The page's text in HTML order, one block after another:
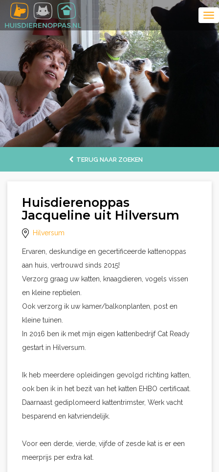
TERUG NAAR ZOEKEN
Huisdierenoppas
Jacqueline uit Hilversum
Hilversum
Ervaren, deskundige en gecertificeerde kattenoppas
aan huis, vertrouwd sinds 2015!
Verzorg graag uw katten, knaagdieren, vogels vissen
en kleine reptielen.
Ook verzorg ik uw kamer/balkonplanten, post en
kleine tuinen.
In 2016 ben ik met mijn eigen kattenbedrijf Cat Ready
gestart in Hilversum.
Ik heb meerdere opleidingen gevolgd richting katten,
ook ben ik in het bezit van het katten EHBO certificaat.
Daarnaast gediplomeerd kattentrimster, Werk vacht
besparend en katvriendelijk.
Voor een derde, vierde, vijfde of zesde kat is er een
meerprijs per extra kat.